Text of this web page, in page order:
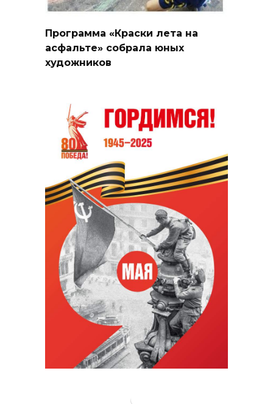
Программа «Краски лета на
асфальте» собрала юных
художников